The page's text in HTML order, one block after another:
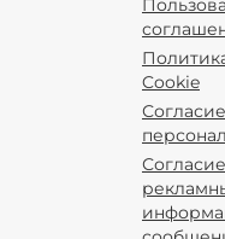
Cookie